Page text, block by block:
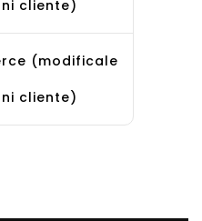
cliente)
(modificale
cliente)